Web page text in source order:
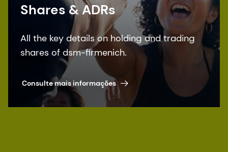
Shares & ADRs
All the key details on holding and trading
shares of dsm-firmenich.
Consulte mais informações